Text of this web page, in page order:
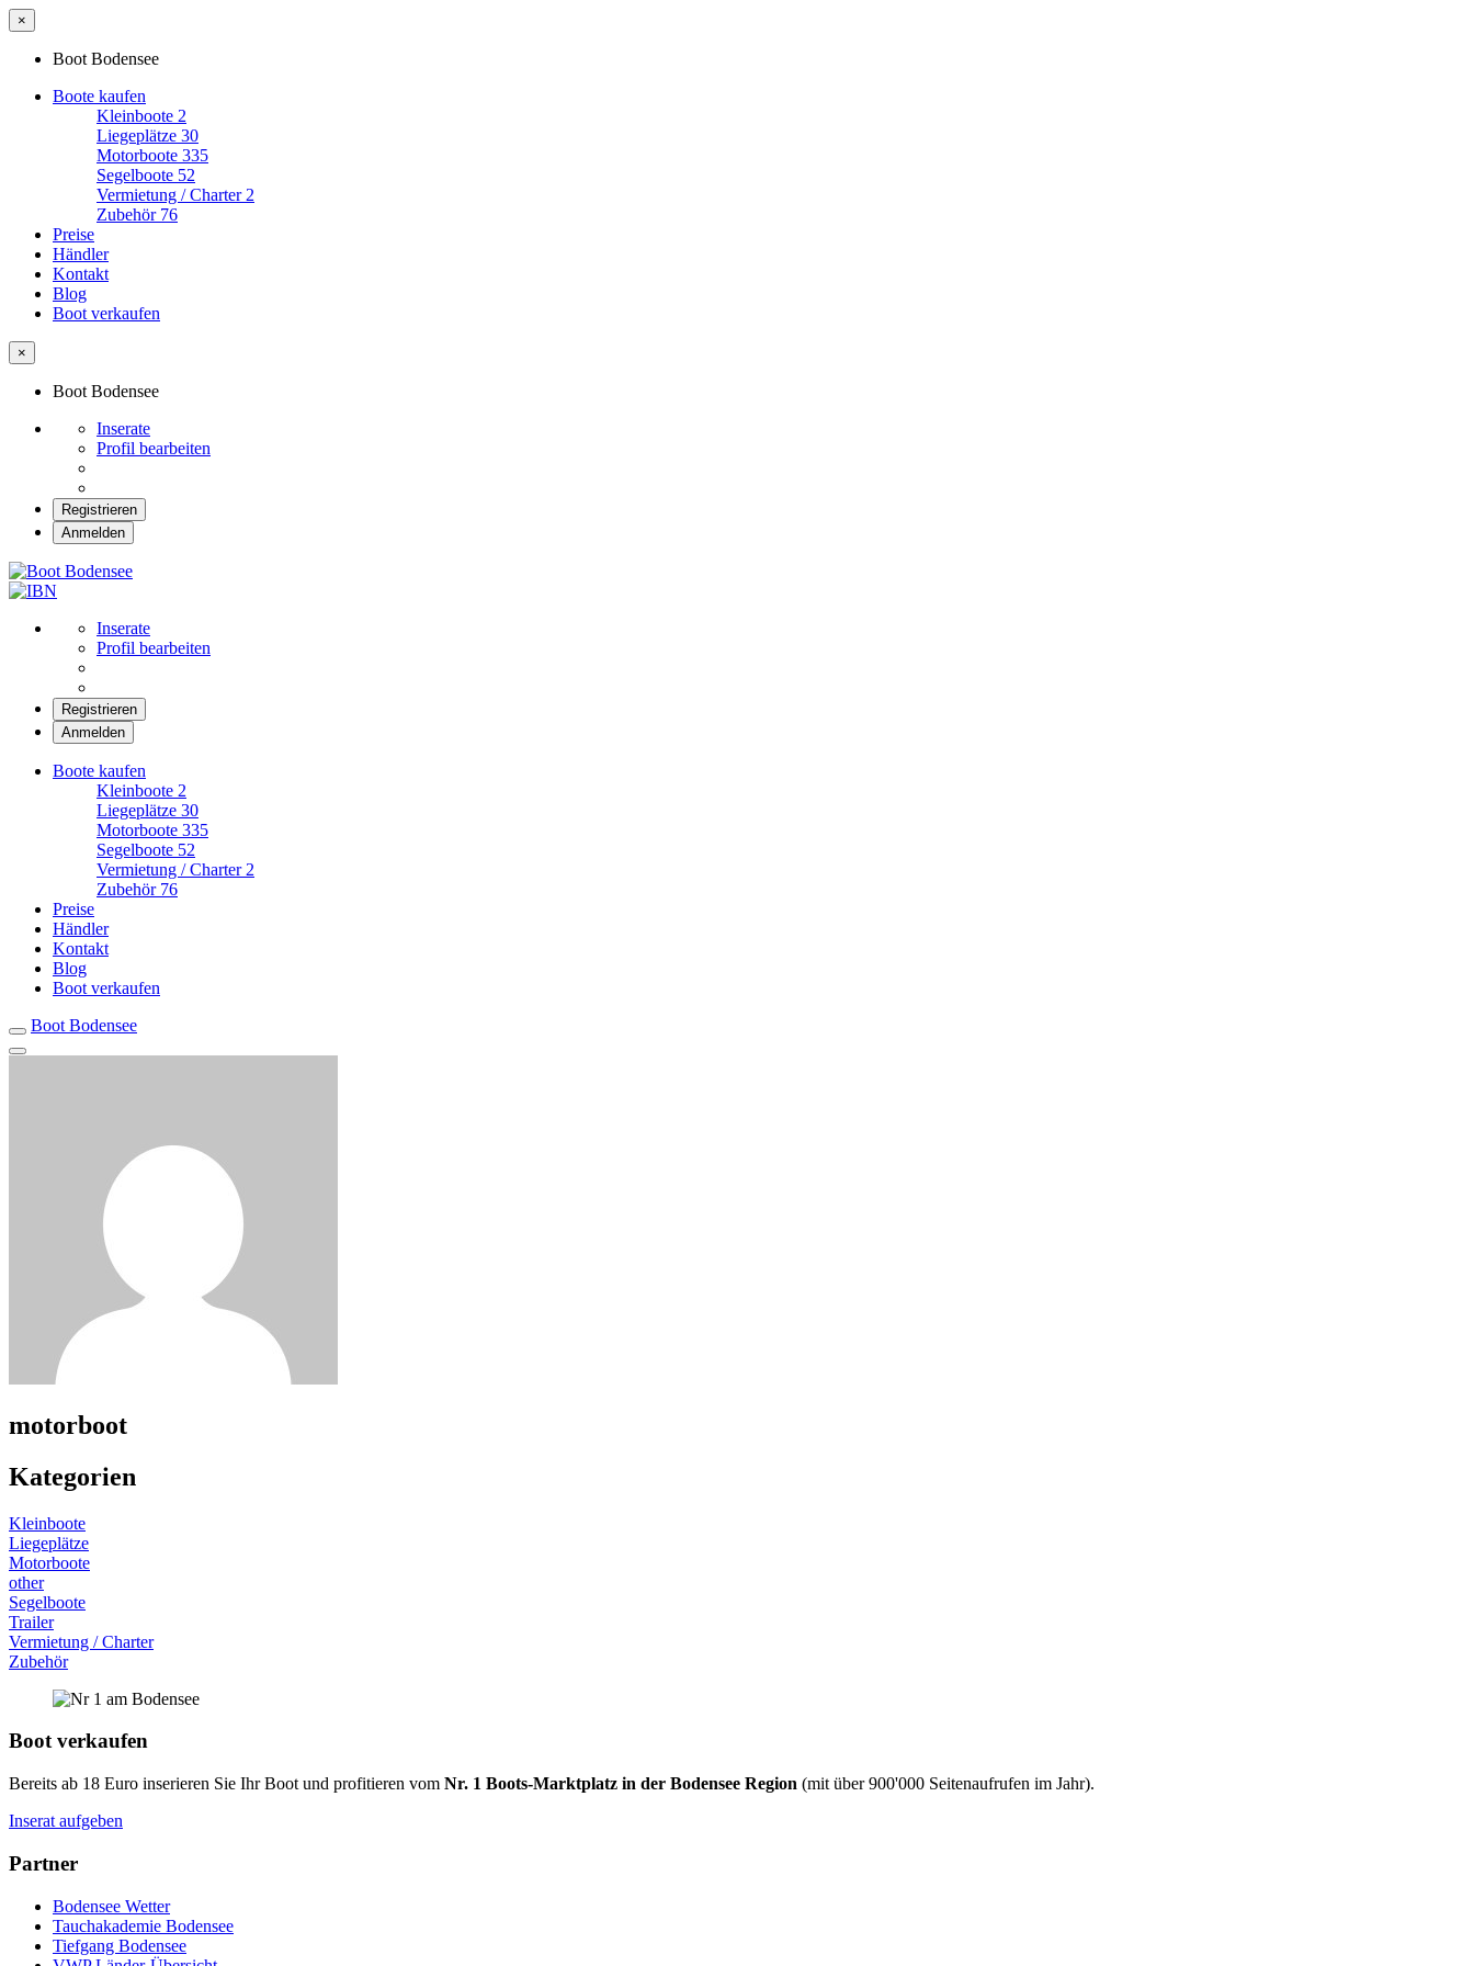
×
Boot Bodensee
Boote kaufen
Kleinboote 2
Liegeplätze 30
Motorboote 335
Segelboote 52
Vermietung / Charter 2
Zubehör 76
Preise
Händler
Kontakt
Blog
Boot verkaufen
×
Boot Bodensee
Inserate
Profil bearbeiten
Registrieren
Anmelden
Inserate
Profil bearbeiten
Registrieren
Anmelden
Boote kaufen
Kleinboote 2
Liegeplätze 30
Motorboote 335
Segelboote 52
Vermietung / Charter 2
Zubehör 76
Preise
Händler
Kontakt
Blog
Boot verkaufen
Boot Bodensee
motorboot
Kategorien
Kleinboote
Liegeplätze
Motorboote
other
Segelboote
Trailer
Vermietung / Charter
Zubehör
Boot verkaufen
Bereits ab 18 Euro inserieren Sie Ihr Boot und profitieren vom Nr. 1 Boots-Marktplatz in der Bodensee Region (mit über 900'000 Seitenaufrufen im Jahr).
Inserat aufgeben
Partner
Bodensee Wetter
Tauchakademie Bodensee
Tiefgang Bodensee